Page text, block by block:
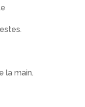
la main.